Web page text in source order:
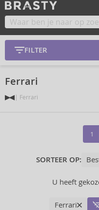
FILTER
Ferrari
Ferrari
1
SORTEER OP:
U heeft
Ferrari